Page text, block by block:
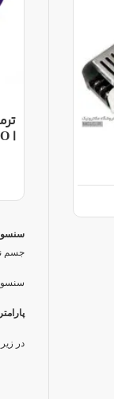
جسم
در
| NO سرامیکی